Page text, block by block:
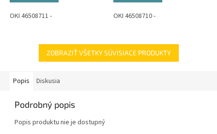
OKI 46508711 - OKI 46508710 -
ZOBRAZIŤ VŠETKY SÚVISIACE PRODUKTY
Popis Diskusia
Podrobný popis
Popis produktu nie je dostupný